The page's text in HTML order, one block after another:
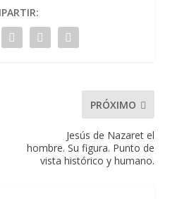
PRÓXIMO
Jesús de Nazaret el
hombre. Su figura. Punto de
vista histórico y humano.